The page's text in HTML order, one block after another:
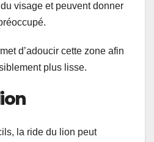
visage et peuvent donner
d’adoucir cette zone afin
plus lisse.
la ride du lion peut